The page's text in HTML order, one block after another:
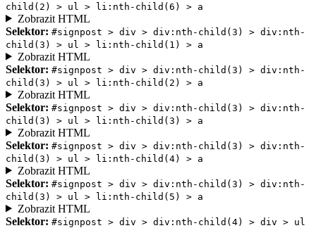
child(2) > ul > li:nth-child(6) > a
Zobrazit HTML
Selektor: #signpost > div > div:nth-child(3) > div:nth-
child(3) > ul > li:nth-child(1) > a
Zobrazit HTML
Selektor: #signpost > div > div:nth-child(3) > div:nth-
child(3) > ul > li:nth-child(2) > a
Zobrazit HTML
Selektor: #signpost > div > div:nth-child(3) > div:nth-
child(3) > ul > li:nth-child(3) > a
Zobrazit HTML
Selektor: #signpost > div > div:nth-child(3) > div:nth-
child(3) > ul > li:nth-child(4) > a
Zobrazit HTML
Selektor: #signpost > div > div:nth-child(3) > div:nth-
child(3) > ul > li:nth-child(5) > a
Zobrazit HTML
Selektor: #signpost > div > div:nth-child(4) > div > ul